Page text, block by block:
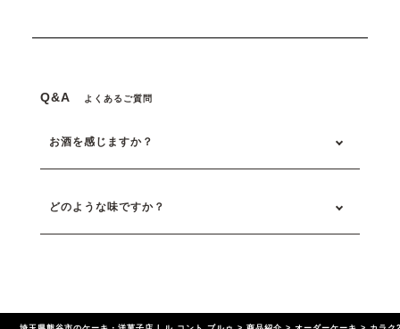
Q&A よくあるご質問
お酒を感じますか？
どのような味ですか？